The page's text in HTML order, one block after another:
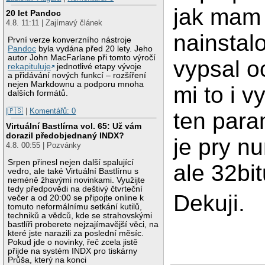
20 let Pandoc
4.8. 11:11 | Zajímavý článek
První verze konverzního nástroje
Pandoc byla vydána před 20 lety. Jeho
autor John MacFarlane při tomto výročí
rekapituluje
jednotlivé etapy vývoje
a přidávání nových funkcí – rozšíření
nejen Markdownu a podporu mnoha
dalších formátů.
|🇵🇸 | Komentářů: 0
Virtuální Bastlírna vol. 65: Už vám
dorazil předobjednaný INDX?
4.8. 00:55 | Pozvánky
Srpen přinesl nejen další spalující
vedro, ale také Virtuální Bastlírnu s
neméně žhavými novinkami. Využijte
tedy předpovědi na deštivý čtvrteční
večer a od 20:00 se připojte online k
tomuto neformálnímu setkání kutilů,
techniků a vědců, kde se strahovskými
bastlíři proberete nejzajímavější věci, na
které jste narazili za poslední měsíc.
Pokud jde o novinky, řeč zcela jistě
přijde na systém INDX pro tiskárny
Průša, který na konci
jak
vypsal
mi to i
ten
je pry
ale
Dekuji.